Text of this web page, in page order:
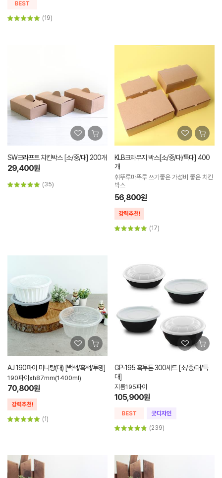
(19)
SW크라프트 치킨박스 [소/중/대] 200개
29,400원
(35)
KLB크라무지 박스[소/중/대/특대] 400
개
휘뚜루마뚜루 쓰기좋은 가성비 좋은 치킨
박스
56,800원
(17)
AJ 190파이 미니탕(대) [백색/흑색/투명]
190파이xh87mm(1400ml)
70,800원
(1)
GP-195 흑투톤 300세트 [소/중/대/특
대]
지름195파이
105,900원
(239)